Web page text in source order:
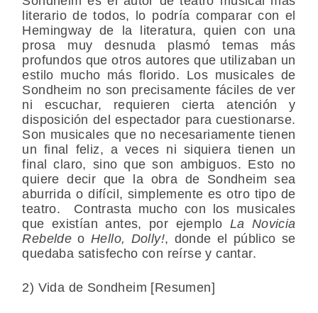
literario de todos, lo podría comparar con el
Hemingway de la literatura, quien con una
prosa muy desnuda plasmó temas más
profundos que otros autores que utilizaban un
estilo mucho más florido. Los musicales de
Sondheim no son precisamente fáciles de ver
ni escuchar, requieren cierta atención y
disposición del espectador para cuestionarse.
Son musicales que no necesariamente tienen
un final feliz, a veces ni siquiera tienen un
final claro, sino que son ambiguos. Esto no
quiere decir que la obra de Sondheim sea
aburrida o difícil, simplemente es otro tipo de
teatro. Contrasta mucho con los musicales
que existían antes, por ejemplo La Novicia
Rebelde o Hello, Dolly!, donde el público se
quedaba satisfecho con reírse y cantar.
2) Vida de Sondheim [Resumen]